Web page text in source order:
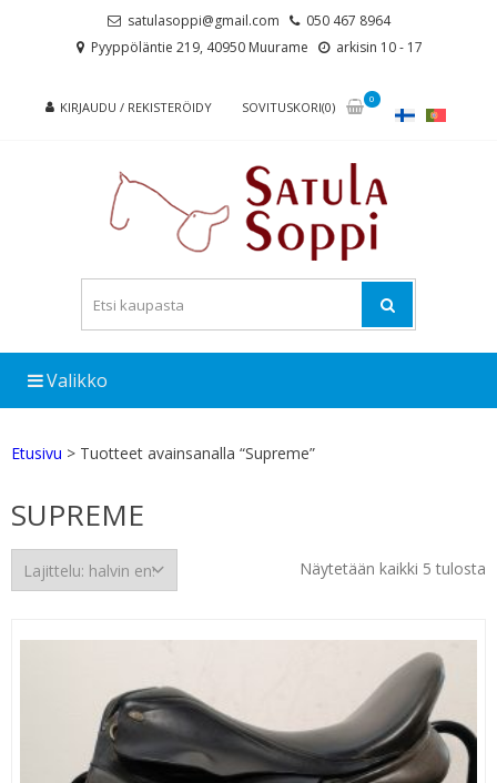
satulasoppi@gmail.com
050 467 8964
Pyyppöläntie 219, 40950 Muurame
arkisin 10 - 17
KIRJAUDU / REKISTERÖIDY SOVITUSKORI(0)
0
Valikko
Etusivu > Tuotteet avainsanalla “Supreme”
SUPREME
Näytetään kaikki 5 tulosta